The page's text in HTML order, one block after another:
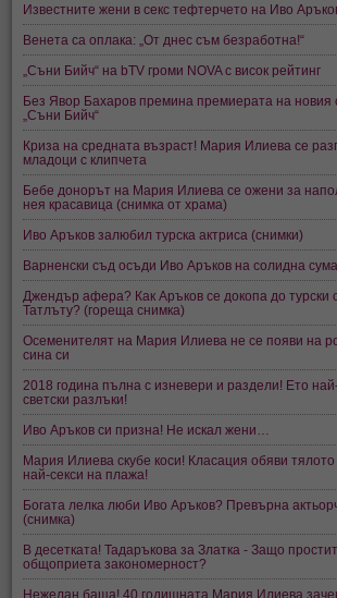
Известните жени в секс тефтерчето на Иво
Венета са оплака: „От днес съм безработна!“
„Съни Бийч“ на bTV громи NOVA с висок рейтинг
Без Явор Бахаров премина премиерата на новия
„Съни Бийч“
Криза на средната възраст! Мария Илиева се
младоци с клипчета
Бебе донорът на Мария Илиева се ожени за
нея красавица (снимка от храма)
Иво Аръков залюбил турска актриса (снимки)
Варненски съд осъди Иво Аръков на солидна сума
Джендър афера? Как Аръков се докопа до турски
Татлъту? (гореща снимка)
Осеменителят на Мария Илиева не се появи на
сина си
2018 година пълна с изневери и раздели! Ето
светски разлъки!
Иво Аръков си призна! Не искал жени…
Мария Илиева скубе коси! Класация обяви
най-секси на плажа!
Богата лелка люби Иво Аръков? Превърна
(снимка)
В десетката! Тадаръкова за Златка - Защо
общоприета закономерност?
Нежелан баща! 40 годишната Мария Илиева